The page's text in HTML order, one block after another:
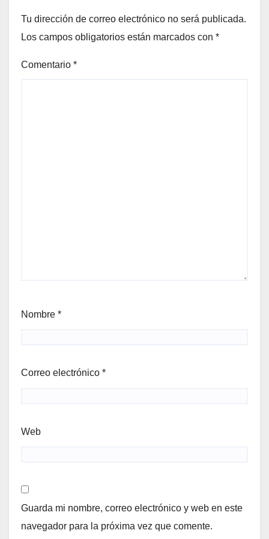
Tu dirección de correo electrónico no será publicada.
Los campos obligatorios están marcados con *
Comentario *
Nombre *
Correo electrónico *
Web
Guarda mi nombre, correo electrónico y web en este
navegador para la próxima vez que comente.